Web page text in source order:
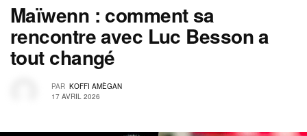
Maïwenn : comment sa
rencontre avec Luc Besson a
tout changé
PAR KOFFI AMÈGAN
17 AVRIL 2026